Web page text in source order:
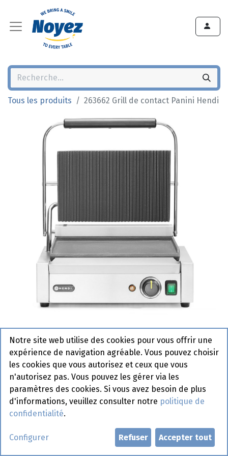
Tous les produits 263662 Grill de contact Panini Hendi
263662 Grill de contact Panini
Hendi
Actif
Demander un compte
Notre site web utilise des cookies pour vous offrir une
expérience de navigation agréable. Vous pouvez choisir
les cookies que vous autorisez et ceux que vous
n'autorisez pas. Vous pouvez les gérer via les
paramètres des cookies. Si vous avez besoin de plus
d'informations, veuillez consulter notre politique de
confidentialité.
Configurer Refuser Accepter tout